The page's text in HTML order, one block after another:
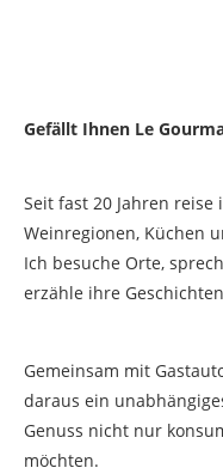
Gefällt Ihnen Le
Seit fast 20 Jahren
Weinregionen, Küchen
Ich besuche Orte,
erzähle ihre
Gemeinsam mit
daraus ein
Genuss nicht nur
möchten.